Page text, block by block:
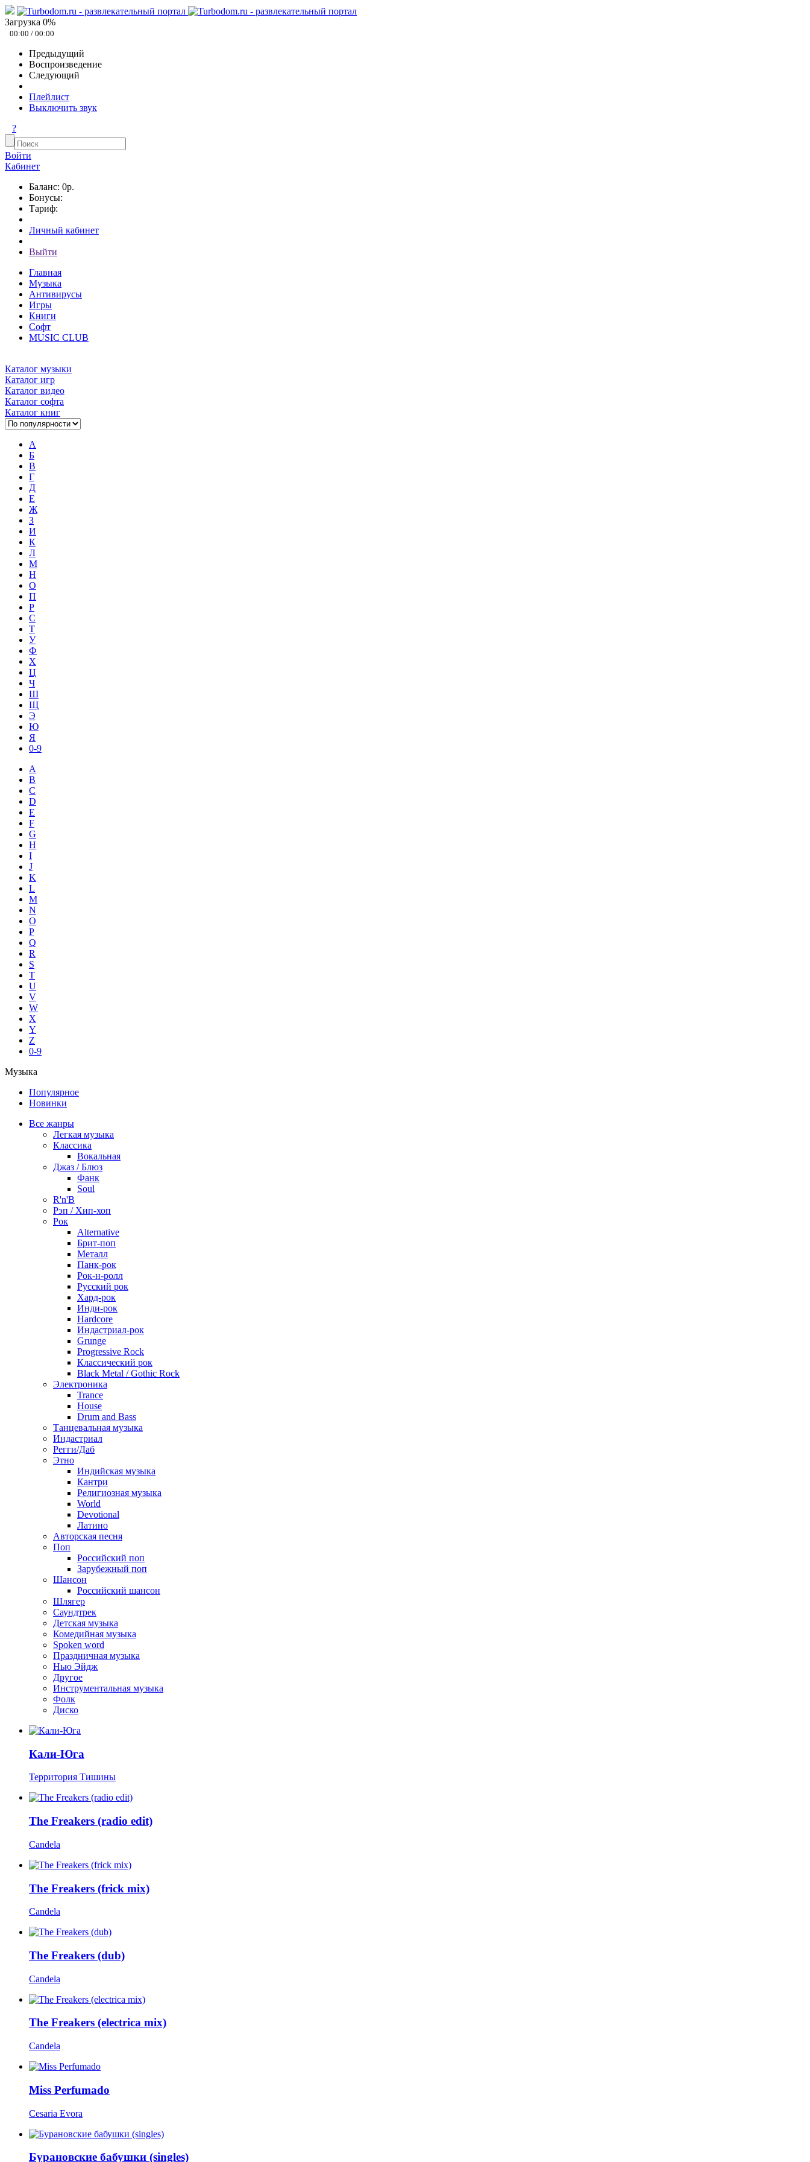
Загрузка 0%
00:00 / 00:00
Предыдущий
Воспроизведение
Следующий
Плейлист
Выключить звук
?
Войти
Кабинет
Баланс: 0р.
Бонусы:
Тариф:
Личный кабинет
Выйти
Главная
Музыка
Антивирусы
Игры
Книги
Софт
MUSIC CLUB
Каталог музыки
Каталог игр
Каталог видео
Каталог софта
Каталог книг
А
Б
В
Г
Д
Е
Ж
З
И
К
Л
М
Н
О
П
Р
С
Т
У
Ф
Х
Ц
Ч
Ш
Щ
Э
Ю
Я
0-9
A
B
C
D
E
F
G
H
I
J
K
L
M
N
O
P
Q
R
S
T
U
V
W
X
Y
Z
0-9
Музыка
Популярное
Новинки
Все жанры
Легкая музыка
Классика
Вокальная
Джаз / Блюз
Фанк
Soul
R'n'B
Рэп / Хип-хоп
Рок
Alternative
Брит-поп
Металл
Панк-рок
Рок-н-ролл
Русский рок
Хард-рок
Инди-рок
Hardcore
Индастриал-рок
Grunge
Progressive Rock
Классический рок
Black Metal / Gothic Rock
Электроника
Trance
House
Drum and Bass
Танцевальная музыка
Индастриал
Регги/Даб
Этно
Индийская музыка
Кантри
Религиозная музыка
World
Devotional
Латино
Авторская песня
Поп
Российский поп
Зарубежный поп
Шансон
Российский шансон
Шлягер
Саундтрек
Детская музыка
Комедийная музыка
Spoken word
Праздничная музыка
Нью Эйдж
Другое
Инструментальная музыка
Фолк
Диско
Кали-Юга
Территория Тишины
The Freakers (radio edit)
Candela
The Freakers (frick mix)
Candela
The Freakers (dub)
Candela
The Freakers (electrica mix)
Candela
Miss Perfumado
Cesaria Evora
Бурановские бабушки (singles)